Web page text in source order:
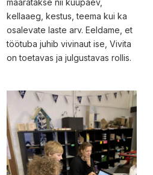
määratakse nii kuupäev,
kellaaeg, kestus, teema kui ka
osalevate laste arv. Eeldame, et
töötuba juhib vivinaut ise, Vivita
on toetavas ja julgustavas rollis.